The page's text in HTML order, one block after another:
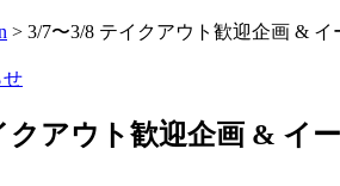
> 3/7〜3/8 テイクアウト歓迎企画 &
せ
クアウト歓迎企画 & イ